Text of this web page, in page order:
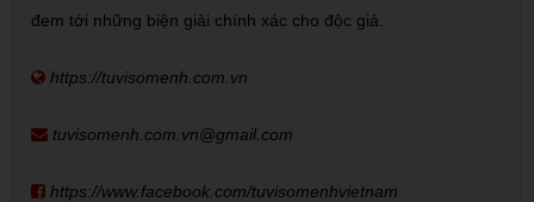
đem tới những biện giải chính xác cho độc giả.
https://tuvisomenh.com.vn
tuvisomenh.com.vn@gmail.com
https://www.facebook.com/tuvisomenhvietnam